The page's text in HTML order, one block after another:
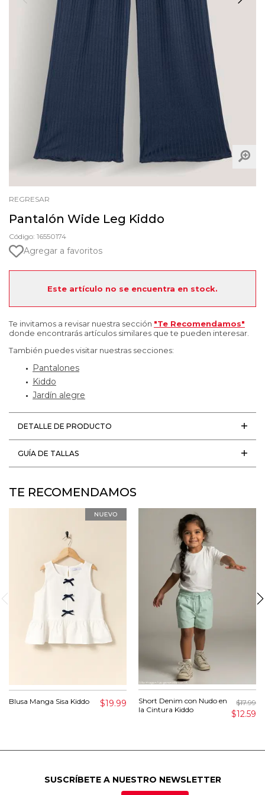
REGRESAR
Pantalón Wide Leg Kiddo
Código: 16550174
Agregar a favoritos
Este artículo no se encuentra en stock.
Te invitamos a revisar nuestra sección "Te Recomendamos"
donde encontrarás artículos similares que te pueden interesar.
También puedes visitar nuestras secciones:
Pantalones
Kiddo
Jardín alegre
DETALLE DE PRODUCTO
GUÍA DE TALLAS
TE RECOMENDAMOS
Blusa Manga Sisa Kiddo $19.99
Short Denim con Nudo en
la Cintura Kiddo
$17.99
$12.59
SUSCRÍBETE A NUESTRO NEWSLETTER